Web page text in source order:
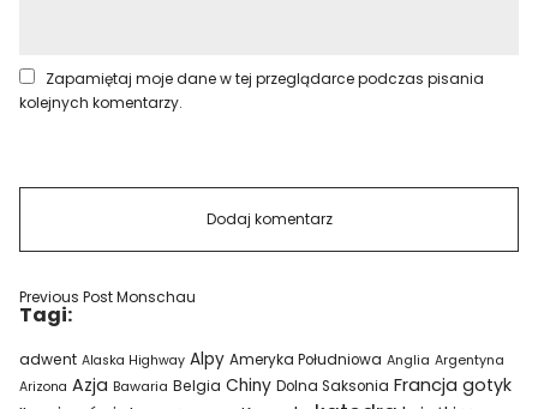
Zapamiętaj moje dane w tej przeglądarce podczas pisania
kolejnych komentarzy.
Previous PostMonschau
Tagi:
adwent Alaska Highway Alpy Ameryka Południowa Anglia Argentyna
Arizona Azja Bawaria Belgia Chiny Dolna Saksonia Francja gotyk